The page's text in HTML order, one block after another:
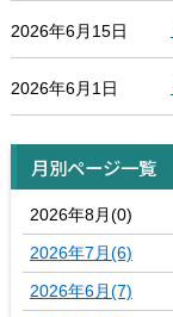
2026年6月15日
2026年6月1日
月別ページ一覧
2026年8月(0)
2026年7月(6)
2026年6月(7)